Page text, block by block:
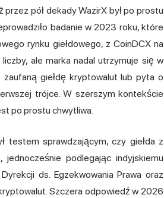
pół dekady WazirX był po prostu
badanie w 2023 roku, które
rynku giełdowego, z CoinDCX na
ale marka nadal utrzymuje się w
giełdę kryptowalut lub pyta o
trójce. W szerszym kontekście
po prostu chwytliwa.
testem sprawdzającym, czy giełda z
jednocześnie podlegając indyjskiemu
ds. Egzekwowania Prawa oraz
Szczera odpowiedź w 2026